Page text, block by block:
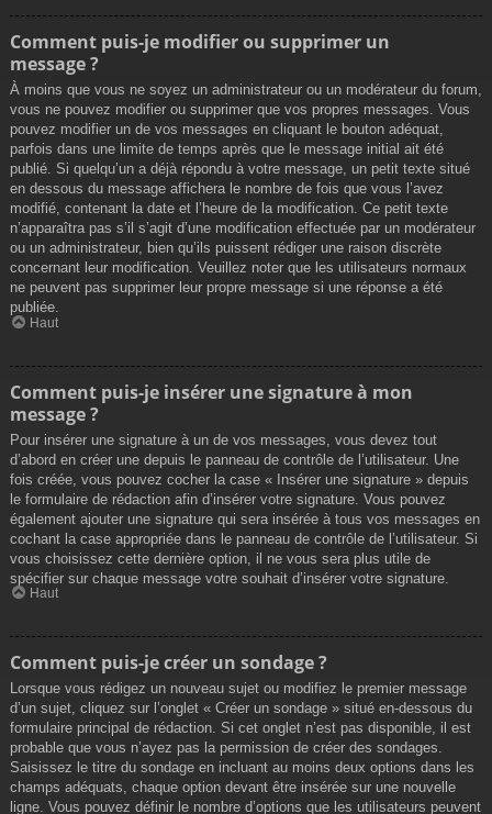
Comment puis-je modifier ou supprimer un
message ?
À moins que vous ne soyez un administrateur ou un modérateur du forum,
vous ne pouvez modifier ou supprimer que vos propres messages. Vous
pouvez modifier un de vos messages en cliquant le bouton adéquat,
parfois dans une limite de temps après que le message initial ait été
publié. Si quelqu’un a déjà répondu à votre message, un petit texte situé
en dessous du message affichera le nombre de fois que vous l’avez
modifié, contenant la date et l’heure de la modification. Ce petit texte
n’apparaîtra pas s’il s’agit d’une modification effectuée par un modérateur
ou un administrateur, bien qu’ils puissent rédiger une raison discrète
concernant leur modification. Veuillez noter que les utilisateurs normaux
ne peuvent pas supprimer leur propre message si une réponse a été
publiée.
Haut
Comment puis-je insérer une signature à mon
message ?
Pour insérer une signature à un de vos messages, vous devez tout
d’abord en créer une depuis le panneau de contrôle de l’utilisateur. Une
fois créée, vous pouvez cocher la case « Insérer une signature » depuis
le formulaire de rédaction afin d’insérer votre signature. Vous pouvez
également ajouter une signature qui sera insérée à tous vos messages en
cochant la case appropriée dans le panneau de contrôle de l’utilisateur. Si
vous choisissez cette dernière option, il ne vous sera plus utile de
spécifier sur chaque message votre souhait d’insérer votre signature.
Haut
Comment puis-je créer un sondage ?
Lorsque vous rédigez un nouveau sujet ou modifiez le premier message
d’un sujet, cliquez sur l’onglet « Créer un sondage » situé en-dessous du
formulaire principal de rédaction. Si cet onglet n’est pas disponible, il est
probable que vous n’ayez pas la permission de créer des sondages.
Saisissez le titre du sondage en incluant au moins deux options dans les
champs adéquats, chaque option devant être insérée sur une nouvelle
ligne. Vous pouvez définir le nombre d’options que les utilisateurs peuvent